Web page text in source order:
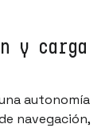
y carga
autonomía
navegación,